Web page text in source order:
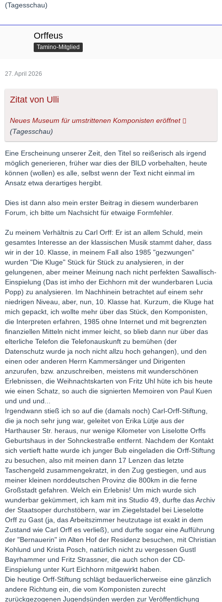
(Tagesschau)
Orffeus
Tamino-Mitglied
27. April 2026
Zitat von Ulli
Neues Museum für umstrittenen Komponisten eröffnet
(Tagesschau)
Eine Erscheinung unserer Zeit, den Titel so reißerisch als irgend
möglich generieren, früher war dies der BILD vorbehalten, heute
können (wollen) es alle, selbst wenn der Text nicht einmal im
Ansatz etwa derartiges hergibt.
Dies ist dann also mein erster Beitrag in diesem wunderbaren
Forum, ich bitte um Nachsicht für etwaige Formfehler.
Zu meinem Verhältnis zu Carl Orff: Er ist an allem Schuld, mein
gesamtes Interesse an der klassischen Musik stammt daher, dass
wir in der 10. Klasse, in meinem Fall also 1985 "gezwungen"
wurden "Die Kluge" Stück für Stück zu analysieren, in der
gelungenen, aber meiner Meinung nach nicht perfekten Sawallisch-
Einspielung (Das ist imho der Eichhorn mit der wunderbaren Lucia
Popp) zu analysieren. Im Nachhinein betrachtet auf einem sehr
niedrigen Niveau, aber, nun, 10. Klasse hat. Kurzum, die Kluge hat
mich gepackt, ich wollte mehr über das Stück, den Komponisten,
die Interpreten erfahren, 1985 ohne Internet und mit begrenzten
finanziellen Mitteln nicht immer leicht, so blieb dann nur über das
elterliche Telefon die Telefonauskunft zu bemühen (der
Datenschutz wurde ja noch nicht allzu hoch gehangen), und den
einen oder anderen Herrn Kammersänger und Dirigenten
anzurufen, bzw. anzuschreiben, meistens mit wunderschönen
Erlebnissen, die Weihnachtskarten von Fritz Uhl hüte ich bis heute
wie einen Schatz, so auch die signierten Memoiren von Paul Kuen
und und und...
Irgendwann stieß ich so auf die (damals noch) Carl-Orff-Stiftung,
die ja noch sehr jung war, geleitet von Erika Lütje aus der
Harthauser Str. heraus, nur wenige Kilometer von Liselotte Orffs
Geburtshaus in der Sohnckestraße entfernt. Nachdem der Kontakt
sich vertieft hatte wurde ich junger Bub eingeladen die Orff-Stiftung
zu besuchen, also mit meinen dann 17 Lenzen das letzte
Taschengeld zusammengekratzt, in den Zug gestiegen, und aus
meiner kleinen norddeutschen Provinz die 800km in die ferne
Großstadt gefahren. Welch ein Erlebnis! Um mich wurde sich
wunderbar gekümmert, ich kam mit ins Studio 49, durfte das Archiv
der Staatsoper durchstöbern, war im Ziegelstadel bei Lieselotte
Orff zu Gast (ja, das Arbeitszimmer heutzutage ist exakt in dem
Zustand wie Carl Orff es verließ), und durfte sogar eine Aufführung
der "Bernauerin" im Alten Hof der Residenz besuchen, mit Christian
Kohlund und Krista Posch, natürlich nicht zu vergessen Gustl
Bayrhammer und Fritz Strassner, die auch schon der CD-
Einspielung unter Kurt Eichhorn mitgewirkt haben.
Die heutige Orff-Stiftung schlägt bedauerlicherweise eine gänzlich
andere Richtung ein, die vom Komponisten zurecht
zurückgezogenen Jugendsünden werden zur Veröffentlichung